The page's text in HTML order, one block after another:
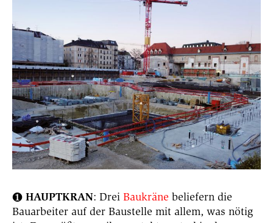
❶ HAUPTKRAN: Drei Baukräne beliefern die
Bauarbeiter auf der Baustelle mit allem, was nötig